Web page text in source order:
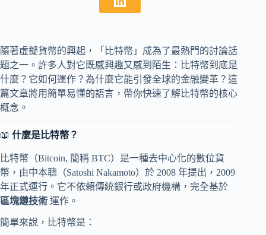
隨著虛擬貨幣的興起，「比特幣」成為了最熱門的討論話
題之一。許多人對它既感興趣又感到陌生：比特幣到底是
什麼？它如何運作？為什麼它能引發全球的金融變革？這
篇文章將用簡單易懂的語言，帶你快速了解比特幣的核心
概念。
📖 什麼是比特幣？
比特幣（Bitcoin, 簡稱 BTC）是一種去中心化的數位貨
幣，由中本聰（Satoshi Nakamoto）於 2008 年提出，2009
年正式運行。它不依賴傳統銀行或政府機構，完全基於
區塊鏈技術 運作。
簡單來說，比特幣是：